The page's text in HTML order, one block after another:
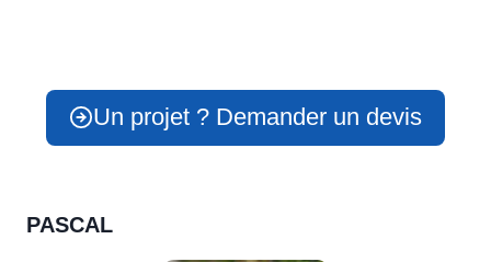
Un projet ? Demander un devis
PASCAL